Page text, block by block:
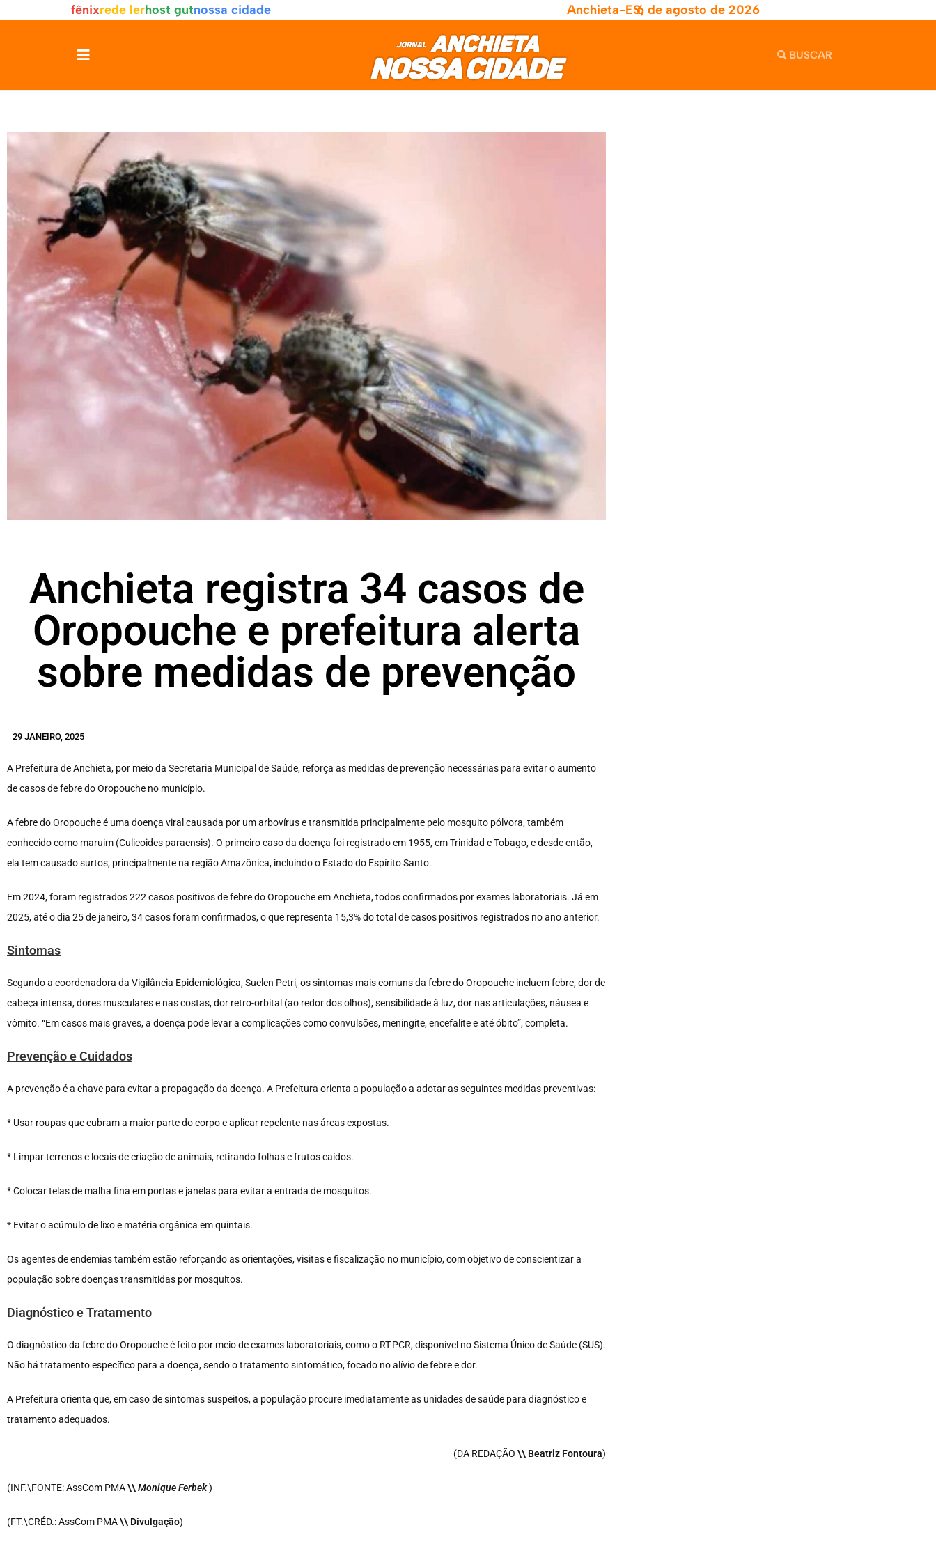
fênixrede lerhost gutnossa cidade Anchieta-ES,6 de agosto de 2026
Anchieta registra 34 casos de
Oropouche e prefeitura alerta
sobre medidas de prevenção
29 JANEIRO, 2025
A Prefeitura de Anchieta, por meio da Secretaria Municipal de Saúde, reforça as medidas de prevenção necessárias para evitar o aumento
de casos de febre do Oropouche no município.
A febre do Oropouche é uma doença viral causada por um arbovírus e transmitida principalmente pelo mosquito pólvora, também
conhecido como maruim (Culicoides paraensis). O primeiro caso da doença foi registrado em 1955, em Trinidad e Tobago, e desde então,
ela tem causado surtos, principalmente na região Amazônica, incluindo o Estado do Espírito Santo.
Em 2024, foram registrados 222 casos positivos de febre do Oropouche em Anchieta, todos confirmados por exames laboratoriais. Já em
2025, até o dia 25 de janeiro, 34 casos foram confirmados, o que representa 15,3% do total de casos positivos registrados no ano anterior.
Sintomas
Segundo a coordenadora da Vigilância Epidemiológica, Suelen Petri, os sintomas mais comuns da febre do Oropouche incluem febre, dor de
cabeça intensa, dores musculares e nas costas, dor retro-orbital (ao redor dos olhos), sensibilidade à luz, dor nas articulações, náusea e
vômito. “Em casos mais graves, a doença pode levar a complicações como convulsões, meningite, encefalite e até óbito”, completa.
Prevenção e Cuidados
A prevenção é a chave para evitar a propagação da doença. A Prefeitura orienta a população a adotar as seguintes medidas preventivas:
* Usar roupas que cubram a maior parte do corpo e aplicar repelente nas áreas expostas.
* Limpar terrenos e locais de criação de animais, retirando folhas e frutos caídos.
* Colocar telas de malha fina em portas e janelas para evitar a entrada de mosquitos.
* Evitar o acúmulo de lixo e matéria orgânica em quintais.
Os agentes de endemias também estão reforçando as orientações, visitas e fiscalização no município, com objetivo de conscientizar a
população sobre doenças transmitidas por mosquitos.
Diagnóstico e Tratamento
O diagnóstico da febre do Oropouche é feito por meio de exames laboratoriais, como o RT-PCR, disponível no Sistema Único de Saúde (SUS).
Não há tratamento específico para a doença, sendo o tratamento sintomático, focado no alívio de febre e dor.
A Prefeitura orienta que, em caso de sintomas suspeitos, a população procure imediatamente as unidades de saúde para diagnóstico e
tratamento adequados.
(DA REDAÇÃO \\ Beatriz Fontoura)
(INF.\FONTE: AssCom PMA\\Monique Ferbek)
(FT.\CRÉD.: AssCom PMA\\ Divulgação)